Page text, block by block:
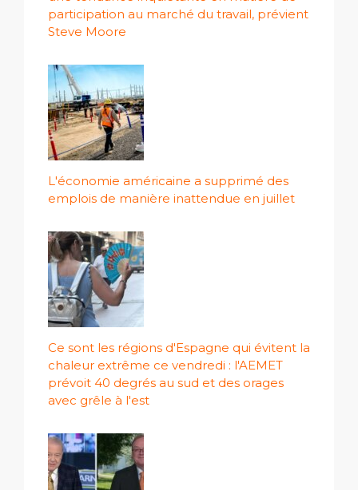
participation au marché du travail, prévient
Steve Moore
L'économie américaine a supprimé des
emplois de manière inattendue en juillet
Ce sont les régions d'Espagne qui évitent la
chaleur extrême ce vendredi : l'AEMET
prévoit 40 degrés au sud et des orages
avec grêle à l'est